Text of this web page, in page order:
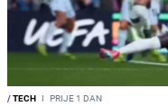
/TECH I PRIJE 1 DAN